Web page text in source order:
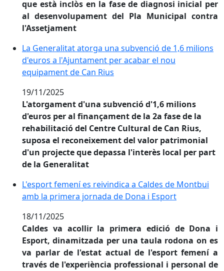
que està inclòs en la fase de diagnosi inicial per
al desenvolupament del Pla Municipal contra
l'Assetjament
La Generalitat atorga una subvenció de 1,6 milions
La Generalitat atorga una subvenció de 1,6 milions
d'euros a l'Ajuntament per acabar el nou
equipament de Can Rius
19/11/2025
L'atorgament d'una subvenció d'1,6 milions
d'euros per al finançament de la 2a fase de la
rehabilitació del Centre Cultural de Can Rius,
suposa el reconeixement del valor patrimonial
d'un projecte que depassa l'interès local per part
de la Generalitat
L'esport femení es reivindica a Caldes de Montbui
L'esport femení es reivindica a Caldes de Montbui
amb la primera jornada de Dona i Esport
18/11/2025
Caldes va acollir la primera edició de Dona i
Esport, dinamitzada per una taula rodona on es
va parlar de l'estat actual de l'esport femení a
través de l'experiència professional i personal de